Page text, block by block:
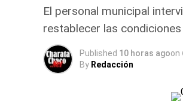
El personal municipal
restablecer las
Published 10 horas agoon
By Redacción